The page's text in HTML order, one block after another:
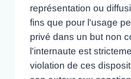
représentation ou
fins que pour l'usage
privé dans un but non
l'internaute est
violation de ces